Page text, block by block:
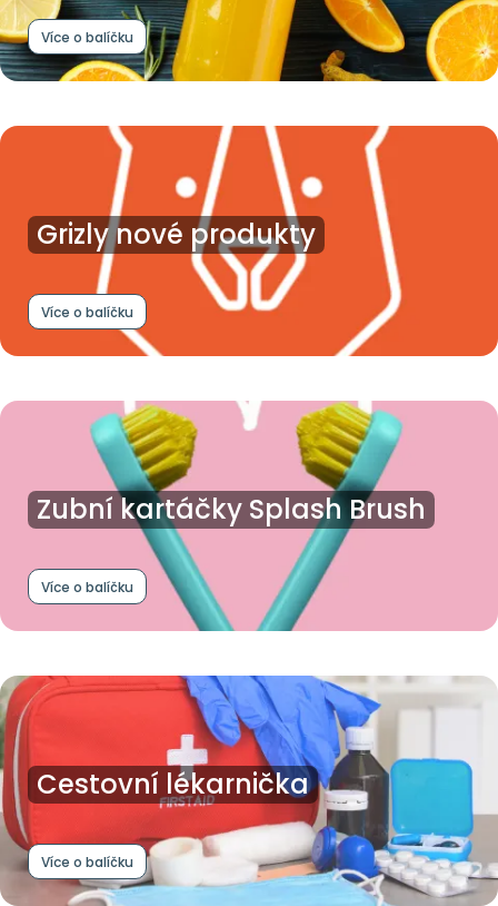
Více o balíčku
Grizly nové produkty
Více o balíčku
Zubní kartáčky Splash Brush
Více o balíčku
Cestovní lékarnička
Více o balíčku